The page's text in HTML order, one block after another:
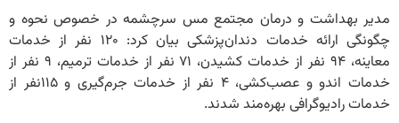
مدیر بهداشت و درمان مجتمع مس سرچشمه در خصوص نحوه و
چگونگی ارائه خدمات دندان‌پزشکی بیان کرد: ۱۲۰‌ نفر از خدمات
معاینه، ۹۴‌ نفر از خدمات کشیدن، ۷۱‌ نفر از خدمات ترمیم، ۹‌ نفر از
خدمات اندو و عصب‌کشی، ۴‌ نفر از خدمات جرم‌گیری و ۱۱۵‌نفر از
خدمات رادیوگرافی بهره‌مند شدند.